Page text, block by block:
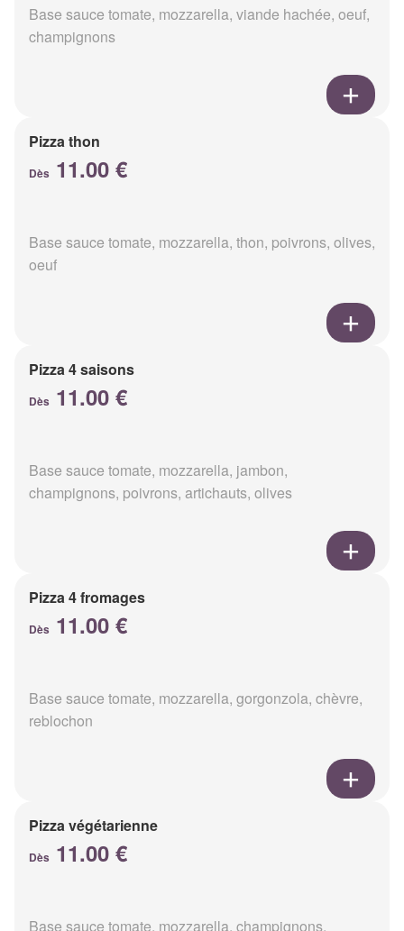
Base sauce tomate, mozzarella, viande hachée, oeuf,
champignons
Pizza thon
Dès 11.00 €
Base sauce tomate, mozzarella, thon, poivrons, olives,
oeuf
Pizza 4 saisons
Dès 11.00 €
Base sauce tomate, mozzarella, jambon,
champignons, poivrons, artichauts, olives
Pizza 4 fromages
Dès 11.00 €
Base sauce tomate, mozzarella, gorgonzola, chèvre,
reblochon
Pizza végétarienne
Dès 11.00 €
Base sauce tomate, mozzarella, champignons,